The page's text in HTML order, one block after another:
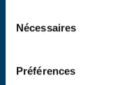
Nécessaires
Préférences